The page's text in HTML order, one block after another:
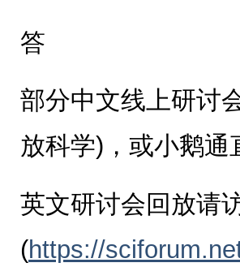
答
部分中文线上研讨
放科学)，或小鹅通
英文研讨会回放请
(https://